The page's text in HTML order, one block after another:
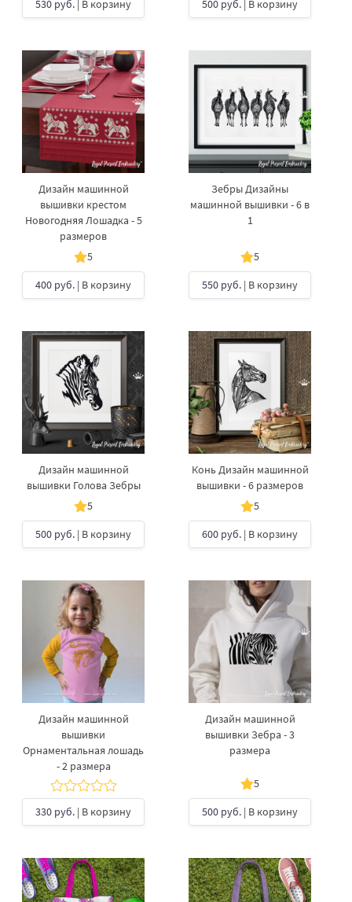
530 руб. | В корзину 500 руб. | В корзину
Дизайн машинной
вышивки крестом
Новогодняя Лошадка - 5
размеров
5
400 руб. | В корзину
Зебры Дизайны
машинной вышивки - 6 в
1
5
550 руб. | В корзину
Дизайн машинной
вышивки Голова Зебры
5
500 руб. | В корзину
Конь Дизайн машинной
вышивки - 6 размеров
5
600 руб. | В корзину
Дизайн машинной
вышивки
Орнаментальная лошадь
- 2 размера
330 руб. | В корзину
Дизайн машинной
вышивки Зебра - 3
размера
5
500 руб. | В корзину